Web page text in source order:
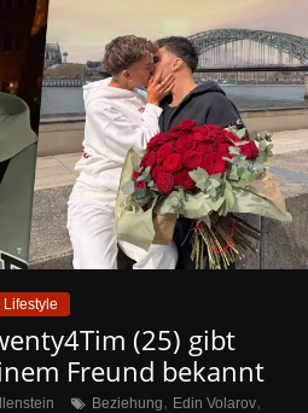
Lifestyle
(25) gibt
Freund bekannt
Beziehung, Edin Volarov,